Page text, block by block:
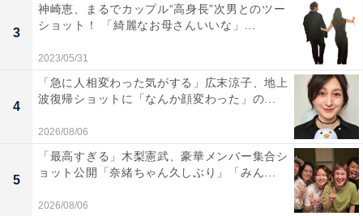
3
神崎恵、まるでカップル“高身長”次男とのツー
ショット！ 「綺麗なお母さんいいな」...
2023/05/31
4
「急に人相変わった気がする」広末涼子、地上
波復帰ショットに「なんか顔変わった」の...
2026/08/06
5
「最高すぎる」木梨憲武、豪華メンバー集合シ
ョット公開「奈緒ちゃん久しぶり」「みん...
2026/08/06